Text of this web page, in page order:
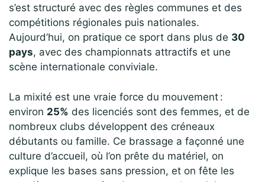
s’est structuré avec des règles communes et des
compétitions régionales puis nationales.
Aujourd’hui, on pratique ce sport dans plus de 30
pays, avec des championnats attractifs et une
scène internationale conviviale.
La mixité est une vraie force du mouvement :
environ 25% des licenciés sont des femmes, et de
nombreux clubs développent des créneaux
débutants ou famille. Ce brassage a façonné une
culture d’accueil, où l’on prête du matériel, on
explique les bases sans pression, et on fête les